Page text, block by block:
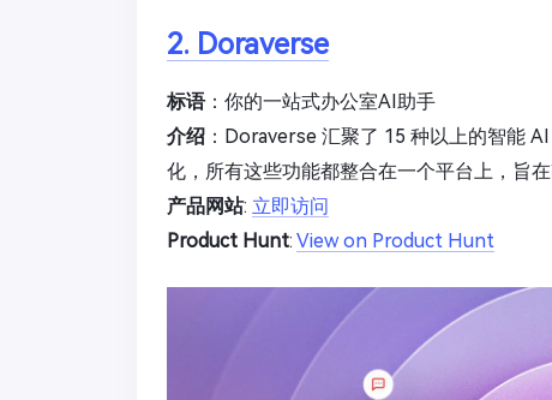
2. Doraverse
标语：你的一站式办公室AI助手
介绍 ：Doraverse 汇聚了 15 种以上的智能
化，所有这些功能都整合在一个平台上，旨
产品网站: 立即访问
Product Hunt: View on Product Hunt